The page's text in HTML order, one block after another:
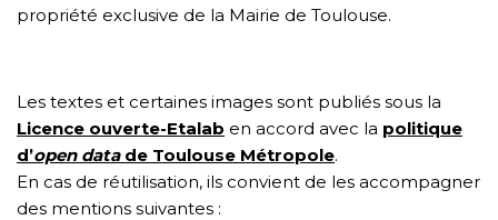
propriété exclusive de la Mairie de Toulouse.
Les textes et certaines images sont publiés sous la
Licence ouverte-Etalab en accord avec la politique
d’open datade Toulouse Métropole.
En cas de réutilisation, ils convient de les accompagner
des mentions suivantes :